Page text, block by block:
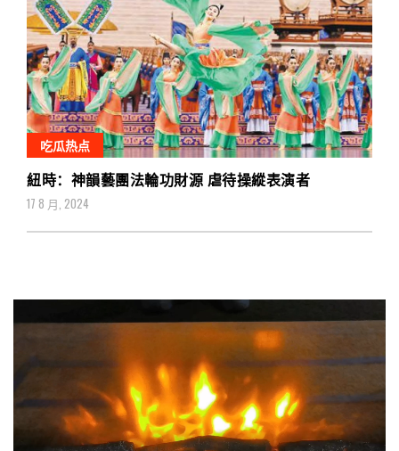
吃瓜热点
紐時：神韻藝團法輪功財源 虐待操縱表演者
17 8 月, 2024